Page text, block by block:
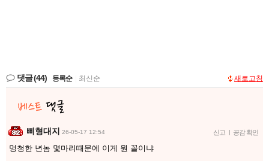
댓글(44) 등록순 최신순 새로고침
삐형대지 26-05-17 12:54 신고 | 공감 확인
멍청한 년놈 몇마리때문에 이게 뭔 꼴이냐